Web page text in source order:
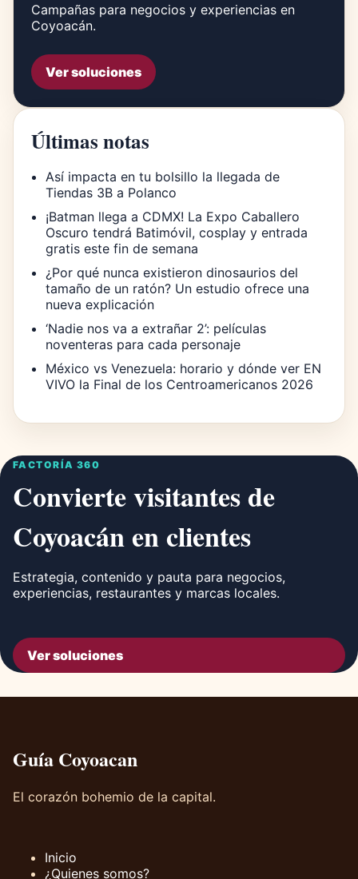
Campañas para negocios y experiencias en
Coyoacán.
Ver soluciones
Últimas notas
Así impacta en tu bolsillo la llegada de
Tiendas 3B a Polanco
¡Batman llega a CDMX! La Expo Caballero
Oscuro tendrá Batimóvil, cosplay y entrada
gratis este fin de semana
¿Por qué nunca existieron dinosaurios del
tamaño de un ratón? Un estudio ofrece una
nueva explicación
‘Nadie nos va a extrañar 2’: películas
noventeras para cada personaje
México vs Venezuela: horario y dónde ver EN
VIVO la Final de los Centroamericanos 2026
FACTORÍA 360
Convierte visitantes de
Coyoacán en clientes
Estrategia, contenido y pauta para negocios,
experiencias, restaurantes y marcas locales.
Ver soluciones
Guía Coyoacan
El corazón bohemio de la capital.
Inicio
¿Quienes somos?